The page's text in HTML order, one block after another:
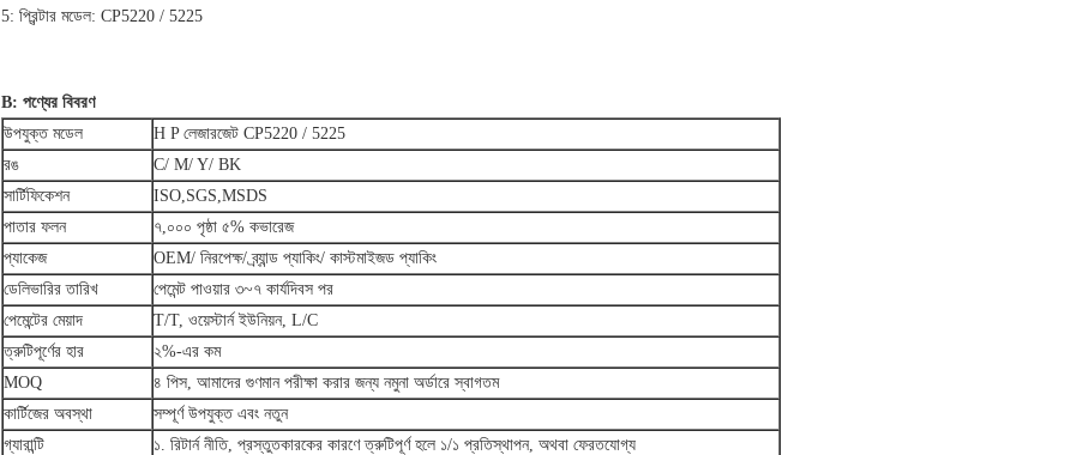
5: প্রিন্টার মডেল: CP5220 / 5225
B: পণ্যের বিবরণ
উপযুক্ত মডেল
H P লেজারজেট CP5220 / 5225
রঙ
C/ M/ Y/ BK
সার্টিফিকেশন
ISO,SGS,MSDS
পাতার ফলন
৭,০০০ পৃষ্ঠা ৫% কভারেজ
প্যাকেজ
OEM/ নিরপেক্ষ/ ব্র্যান্ড প্যাকিং/ কাস্টমাইজড প্যাকিং
ডেলিভারির তারিখ
পেমেন্ট পাওয়ার ৩~৭ কার্যদিবস পর
পেমেন্টের মেয়াদ
T/T, ওয়েস্টার্ন ইউনিয়ন, L/C
ত্রুটিপূর্ণের হার
২%-এর কম
MOQ
৪ পিস, আমাদের গুণমান পরীক্ষা করার জন্য নমুনা অর্ডারে স্বাগতম
কার্টিজের অবস্থা
সম্পূর্ণ উপযুক্ত এবং নতুন
গ্যারান্টি
১. রিটার্ন নীতি, প্রস্তুতকারকের কারণে ত্রুটিপূর্ণ হলে ১/১ প্রতিস্থাপন, অথবা ফেরতযোগ্য